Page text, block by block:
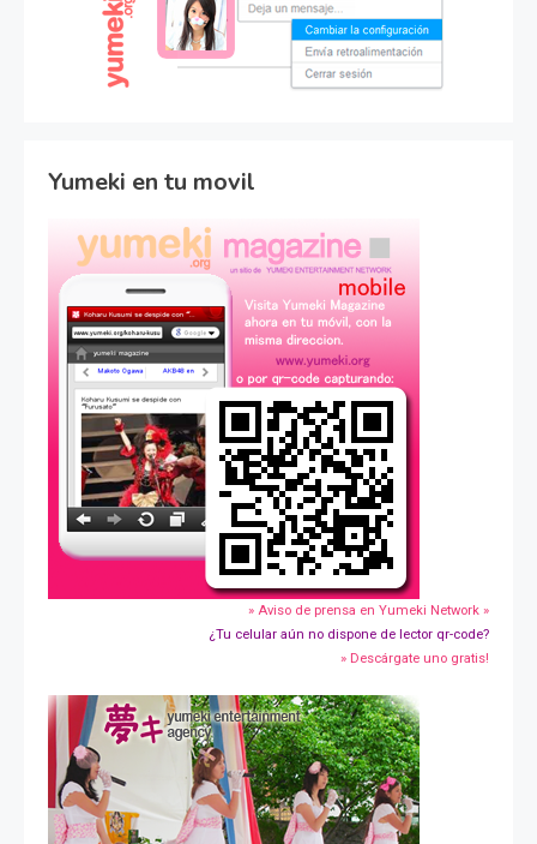
Yumeki en tu movil
» Aviso de prensa en Yumeki Network »
¿Tu celular aún no dispone de lector qr-code?
» Descárgate uno gratis!